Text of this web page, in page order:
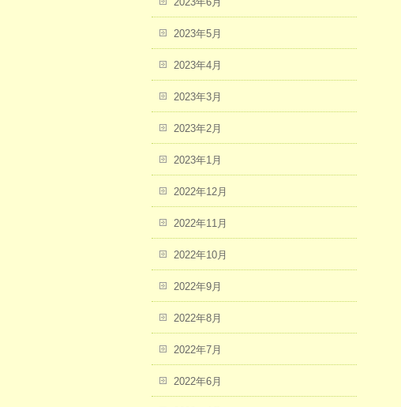
2023年5月
2023年4月
2023年3月
2023年2月
2023年1月
2022年12月
2022年11月
2022年10月
2022年9月
2022年8月
2022年7月
2022年6月